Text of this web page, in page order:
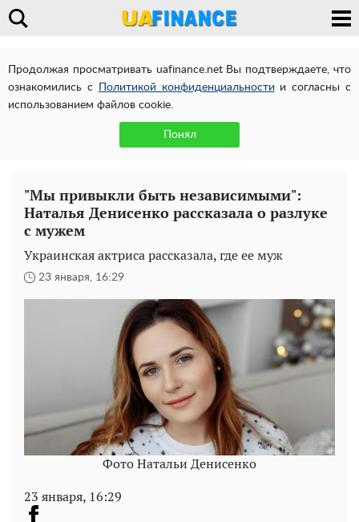
Продолжая просматривать uafinance.net Вы подтверждаете, что
ознакомились с
Политикой конфиденциальности и согласны с
использованием файлов cookie.
Понял
"Мы привыкли быть независимыми":
Наталья Денисенко рассказала о разлуке
с мужем
Украинская актриса рассказала, где ее муж
23 января, 16:29
Фото Натальи Денисенко
23 января, 16:29